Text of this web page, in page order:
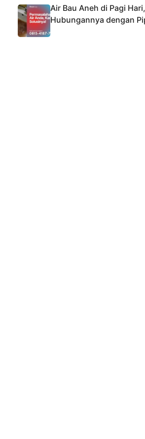
Air Bau Aneh di Pagi
Hubungannya dengan